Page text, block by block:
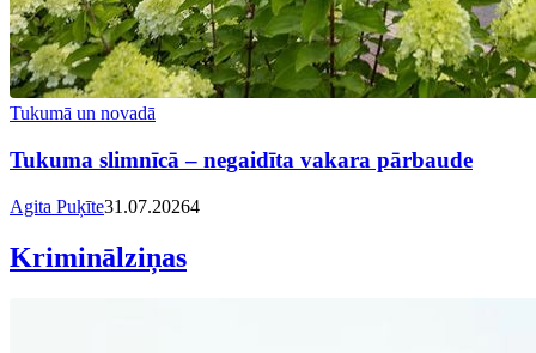
Tukumā un novadā
Tukuma slimnīcā – negaidīta vakara pārbaude
Agita Puķīte31.07.20264
Kriminālziņas